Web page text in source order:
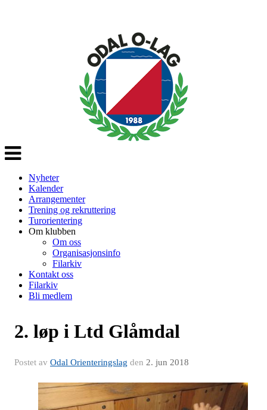
Veksle
navigasjon
Nyheter
Kalender
Arrangementer
Trening og rekruttering
Turorientering
Om klubben
Om oss
Organisasjonsinfo
Filarkiv
Kontakt oss
Filarkiv
Bli medlem
2. løp i Ltd Glåmdal
Postet av Odal Orienteringslag den 2. jun 2018